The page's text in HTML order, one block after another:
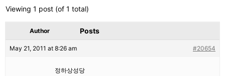
Viewing 1 post (of 1 total)
Author Posts
May 21, 2011 at 8:26 am #20654
정하상성당